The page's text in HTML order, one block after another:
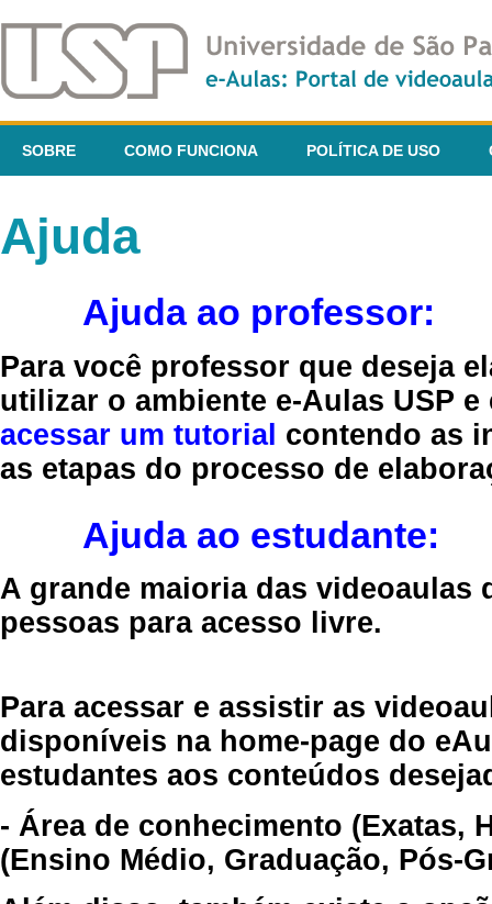
SOBRE COMO FUNCIONA POLÍTICA DE USO
Ajuda
Ajuda ao professor:
Para você professor que deseja
utilizar o ambiente e-Aulas USP
acessar um tutorial contendo as
as etapas do processo de
Ajuda ao estudante:
A grande maioria das videoaulas
pessoas para acesso livre.
Para acessar e assistir as
disponíveis na home-page do
estudantes aos conteúdos
- Área de conhecimento (Exatas,
(Ensino Médio, Graduação, Pós-